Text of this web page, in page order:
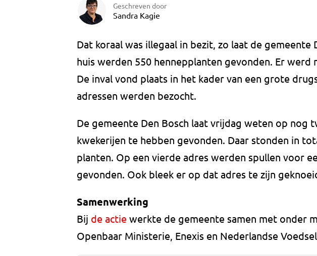
Geschreven door
Sandra Kagie
Dat koraal was illegaal in bezit, zo laat de gemeente
huis werden 550 hennepplanten gevonden. Er werd
De inval vond plaats in het kader van een grote
adressen werden bezocht.
De gemeente Den Bosch laat vrijdag weten op nog
kwekerijen te hebben gevonden. Daar stonden in
planten. Op een vierde adres werden spullen voor
gevonden. Ook bleek er op dat adres te zijn
Samenwerking
Bij de actie werkte de gemeente samen met onder
Openbaar Ministerie, Enexis en Nederlandse